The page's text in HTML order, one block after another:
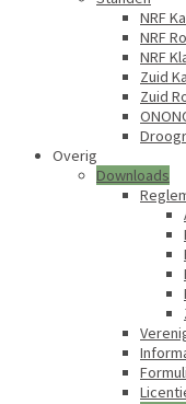
NRF
NRF
NRF
Zuid
Zuid
Overig
Downloads